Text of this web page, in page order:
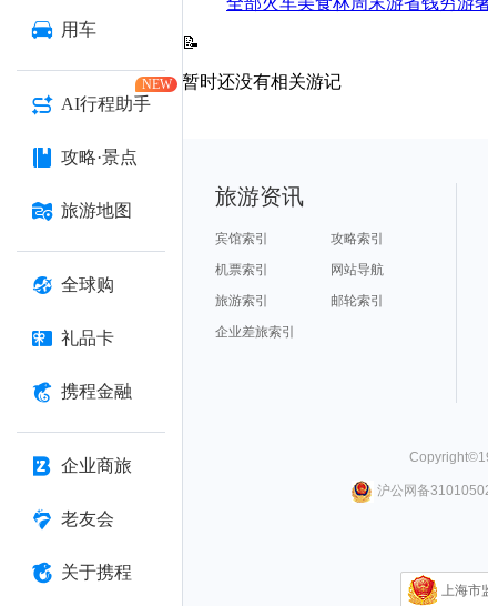
用车
AI行程助手
NEW
攻略·景点
旅游地图
全球购
礼品卡
携程金融
企业商旅
老友会
关于携程
📝
暂时还没有相关游记
旅游资讯
宾馆索引
攻略索引
机票索引
网站导航
旅游索引
邮轮索引
企业差旅索引
Copyright©
沪公网备
上海市